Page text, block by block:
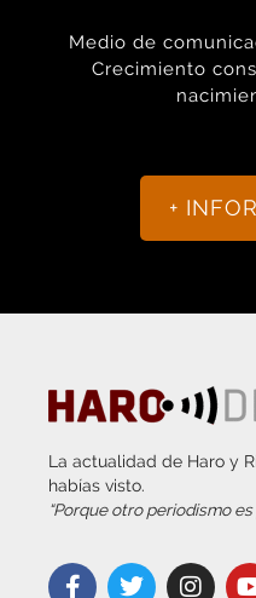
Medio de
Crecimiento
+
La actualidad de Haro y
habías visto.
“Porque otro periodismo es